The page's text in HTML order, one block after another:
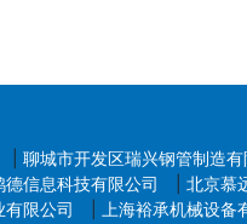
聊城市开发区瑞兴钢管制造有
德信息科技有限公司 北京慕
限公司 上海裕承机械设备